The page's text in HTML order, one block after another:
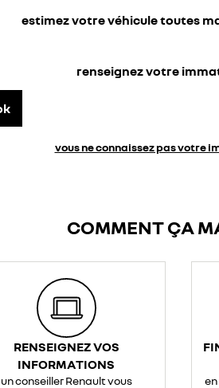
estimez votre véhicule toutes
renseignez votre
vous ne connaissez pas votre
COMMENT ÇA
RENSEIGNEZ VOS
INFORMATIONS
un conseiller Renault vous